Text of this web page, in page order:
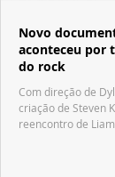
Novo
aconteceu por
do rock
Com direção de
criação de Steven
reencontro de